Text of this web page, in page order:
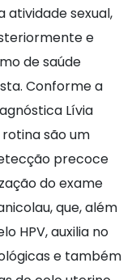
atividade sexual,
e
de saúde
Conforme a
Lívia
são um
precoce
do exame
que, além
HPV, auxilia no
e também